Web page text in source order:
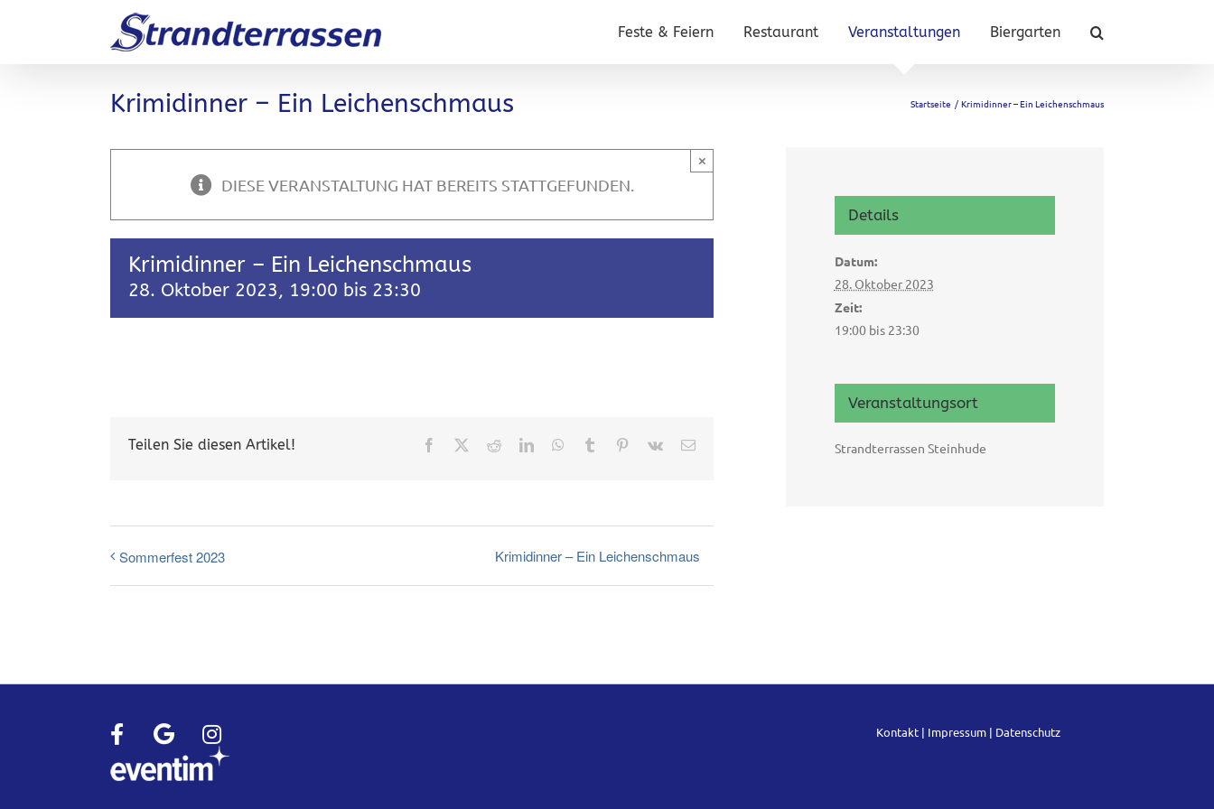
Feste & Feiern Restaurant Veranstaltungen Biergarten
Krimidinner – Ein Leichenschmaus Startseite Krimidinner – Ein Leichenschmaus
DIESE VERANSTALTUNG HAT BEREITS STATTGEFUNDEN.
×
Krimidinner – Ein Leichenschmaus
28. Oktober 2023, 19:00 bis 23:30
Teilen Sie diesen Artikel! Facebook RedditLinkedInWhatsApp
Tumblr Pinterest
Vk
E-
Sommerfest 2023 Krimidinner – Ein Leichenschmaus
Details
Datum:
28. Oktober 2023
Zeit:
19:00 bis 23:30
Veranstaltungsort
Strandterrassen Steinhude
Kontakt| Impressum| Datenschutz